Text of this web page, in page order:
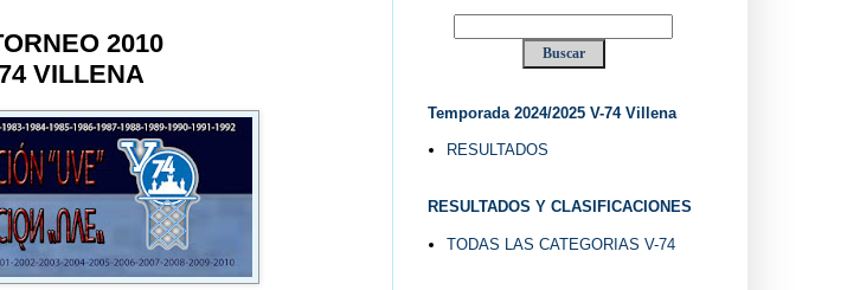
2010
VILLENA
Temporada 2024/2025 V-74 Villena
RESULTADOS
RESULTADOS Y CLASIFICACIONES
TODAS LAS CATEGORIAS V-74